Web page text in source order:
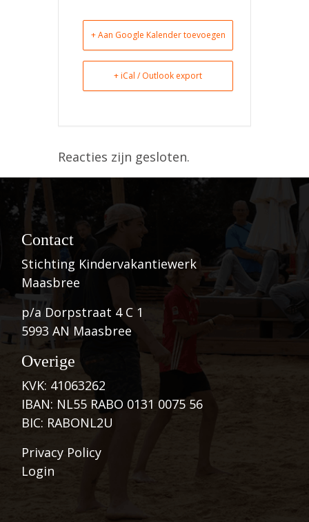
+ Aan Google Kalender toevoegen
+ iCal / Outlook export
Reacties zijn gesloten.
Contact
Stichting Kindervakantiewerk
Maasbree
p/a Dorpstraat 4 C 1
5993 AN Maasbree
Overige
KVK: 41063262
IBAN: NL55 RABO 0131 0075 56
BIC: RABONL2U
Privacy Policy
Login